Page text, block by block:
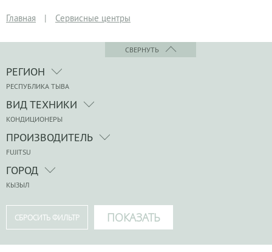
Главная | Сервисные центры
СВЕРНУТЬ
РЕГИОН
РЕСПУБЛИКА ТЫВА
ВИД ТЕХНИКИ
КОНДИЦИОНЕРЫ
ПРОИЗВОДИТЕЛЬ
FUJITSU
ГОРОД
КЫЗЫЛ